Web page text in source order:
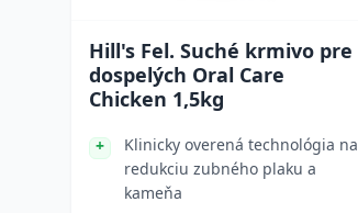
Hill's Fel. Suché krmivo pre
dospelých Oral Care
Chicken 1,5kg
Klinicky overená technológia na
redukciu zubného plaku a
kameňa